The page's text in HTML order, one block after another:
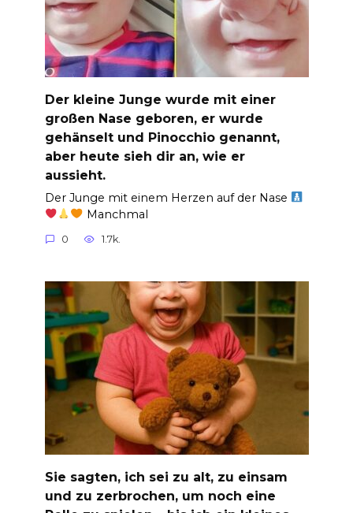
Der kleine Junge wurde mit einer
großen Nase geboren, er wurde
gehänselt und Pinocchio genannt,
aber heute sieh dir an, wie er
aussieht.
Der Junge mit einem Herzen auf der Nase
Manchmal
0 1.7k.
Sie sagten, ich sei zu alt, zu einsam
und zu zerbrochen, um noch eine